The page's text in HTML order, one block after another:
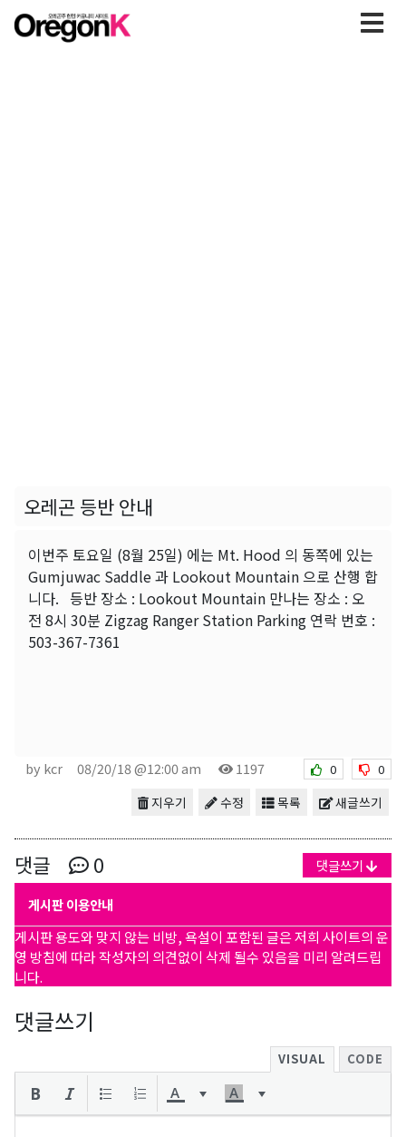
오레곤 등반 안내
이번주 토요일 (8월 25일) 에는 Mt. Hood 의 동쪽에 있는
Gumjuwac Saddle 과 Lookout Mountain 으로 산행 합
니다. 등반 장소 : Lookout Mountain 만나는 장소 : 오
전 8시 30분 Zigzag Ranger Station Parking 연락 번호 :
503-367-7361
by kcr 08/20/18 @12:00 am 1197 0 0
새글쓰기
목록
수정
지우기
댓글 0 댓글쓰기
게시판 이용안내
게시판 용도와 맞지 않는 비방, 욕설이 포함된 글은 저희 사이트의 운
영 방침에 따라 작성자의 의견없이 삭제 될수 있음을 미리 알려드립
니다.
댓글쓰기
VISUAL CODE